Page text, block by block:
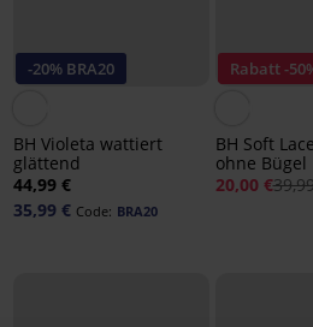
-20% BRA20
BH Violeta wattiert
glättend
44,99 €
35,99 € Code: BRA20
Rabatt -
BH Soft
ohne Bügel
20,00 €